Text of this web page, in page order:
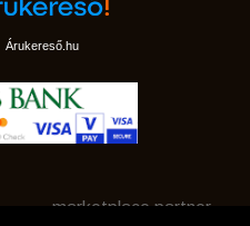
Árukereső.hu
marketplace partner